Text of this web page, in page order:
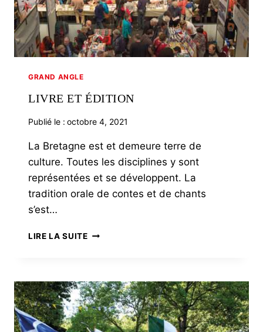
GRAND ANGLE
LIVRE ET ÉDITION
Publié le : octobre 4, 2021
La Bretagne est et demeure terre de
culture. Toutes les disciplines y sont
représentées et se développent. La
tradition orale de contes et de chants
s’est…
LIRE LA SUITELIVRE